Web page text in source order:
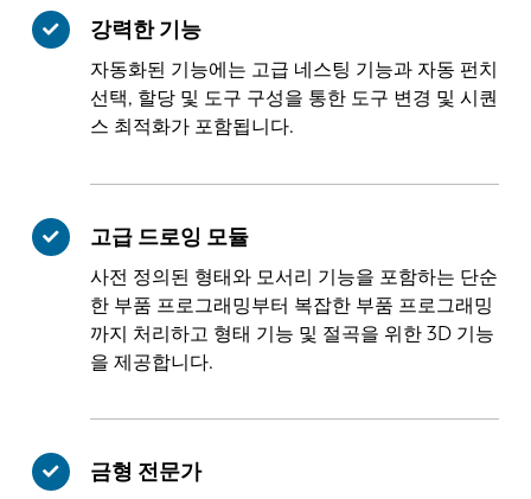
강력한 기능
자동화된 기능에는 고급 네스팅 기능과 자동 펀치
선택, 할당 및 도구 구성을 통한 도구 변경 및 시퀀
스 최적화가 포함됩니다.
고급 드로잉 모듈
사전 정의된 형태와 모서리 기능을 포함하는 단순
한 부품 프로그래밍부터 복잡한 부품 프로그래밍
까지 처리하고 형태 기능 및 절곡을 위한 3D 기능
을 제공합니다.
금형 전문가